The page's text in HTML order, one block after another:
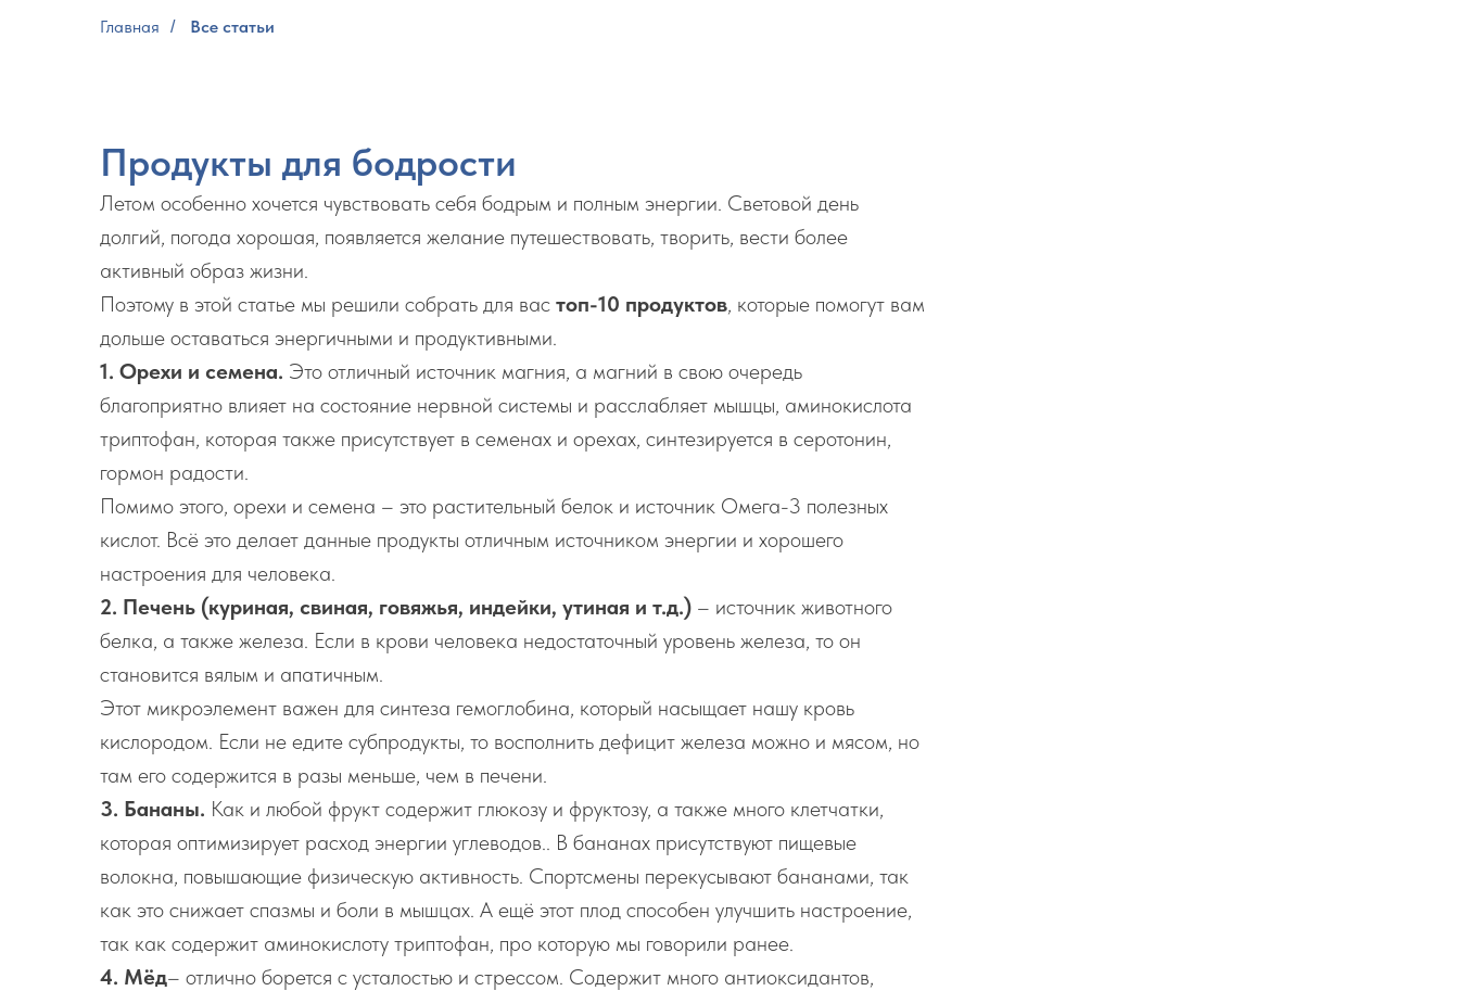
Главная / Все статьи
Продукты для бодрости
Летом особенно хочется чувствовать себя бодрым и полным энергии. Световой день
долгий, погода хорошая, появляется желание путешествовать, творить, вести более
активный образ жизни.
Поэтому в этой статье мы решили собрать для вас топ-10 продуктов, которые помогут вам
дольше оставаться энергичными и продуктивными.
1. Орехи и семена. Это отличный источник магния, а магний в свою очередь
благоприятно влияет на состояние нервной системы и расслабляет мышцы, аминокислота
триптофан, которая также присутствует в семенах и орехах, синтезируется в серотонин,
гормон радости.
Помимо этого, орехи и семена – это растительный белок и источник Омега-3 полезных
кислот. Всё это делает данные продукты отличным источником энергии и хорошего
настроения для человека.
2. Печень (куриная, свиная, говяжья, индейки, утиная и т.д.) – источник животного
белка, а также железа. Если в крови человека недостаточный уровень железа, то он
становится вялым и апатичным.
Этот микроэлемент важен для синтеза гемоглобина, который насыщает нашу кровь
кислородом. Если не едите субпродукты, то восполнить дефицит железа можно и мясом, но
там его содержится в разы меньше, чем в печени.
3. Бананы. Как и любой фрукт содержит глюкозу и фруктозу, а также много клетчатки,
которая оптимизирует расход энергии углеводов.. В бананах присутствуют пищевые
волокна, повышающие физическую активность. Спортсмены перекусывают бананами, так
как это снижает спазмы и боли в мышцах. А ещё этот плод способен улучшить настроение,
так как содержит аминокислоту триптофан, про которую мы говорили ранее.
4. Мёд– отлично борется с усталостью и стрессом. Содержит много антиоксидантов,